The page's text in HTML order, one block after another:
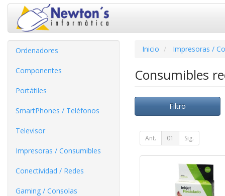
Ordenadores
Componentes
Portátiles
SmartPhones / Teléfonos
Televisor
Impresoras / Consumibles
Conectividad / Redes
Gaming / Consolas
Inicio Impresoras /
Consumibles
Filtro
Ant. 01 Sig.